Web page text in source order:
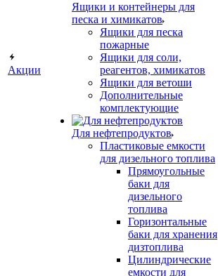
Акции
Ящики и контейнеры для
песка и химикатов
Ящики для песка
пожарные
Ящики для соли,
реагентов, химикатов
Ящики для ветоши
Дополнительные
комплектующие
Для нефтепродуктов
Пластиковые емкости
для дизельного топлива
Прямоугольные
баки для
дизельного
топлива
Горизонтальные
баки для хранения
дизтоплива
Цилиндрические
емкости для